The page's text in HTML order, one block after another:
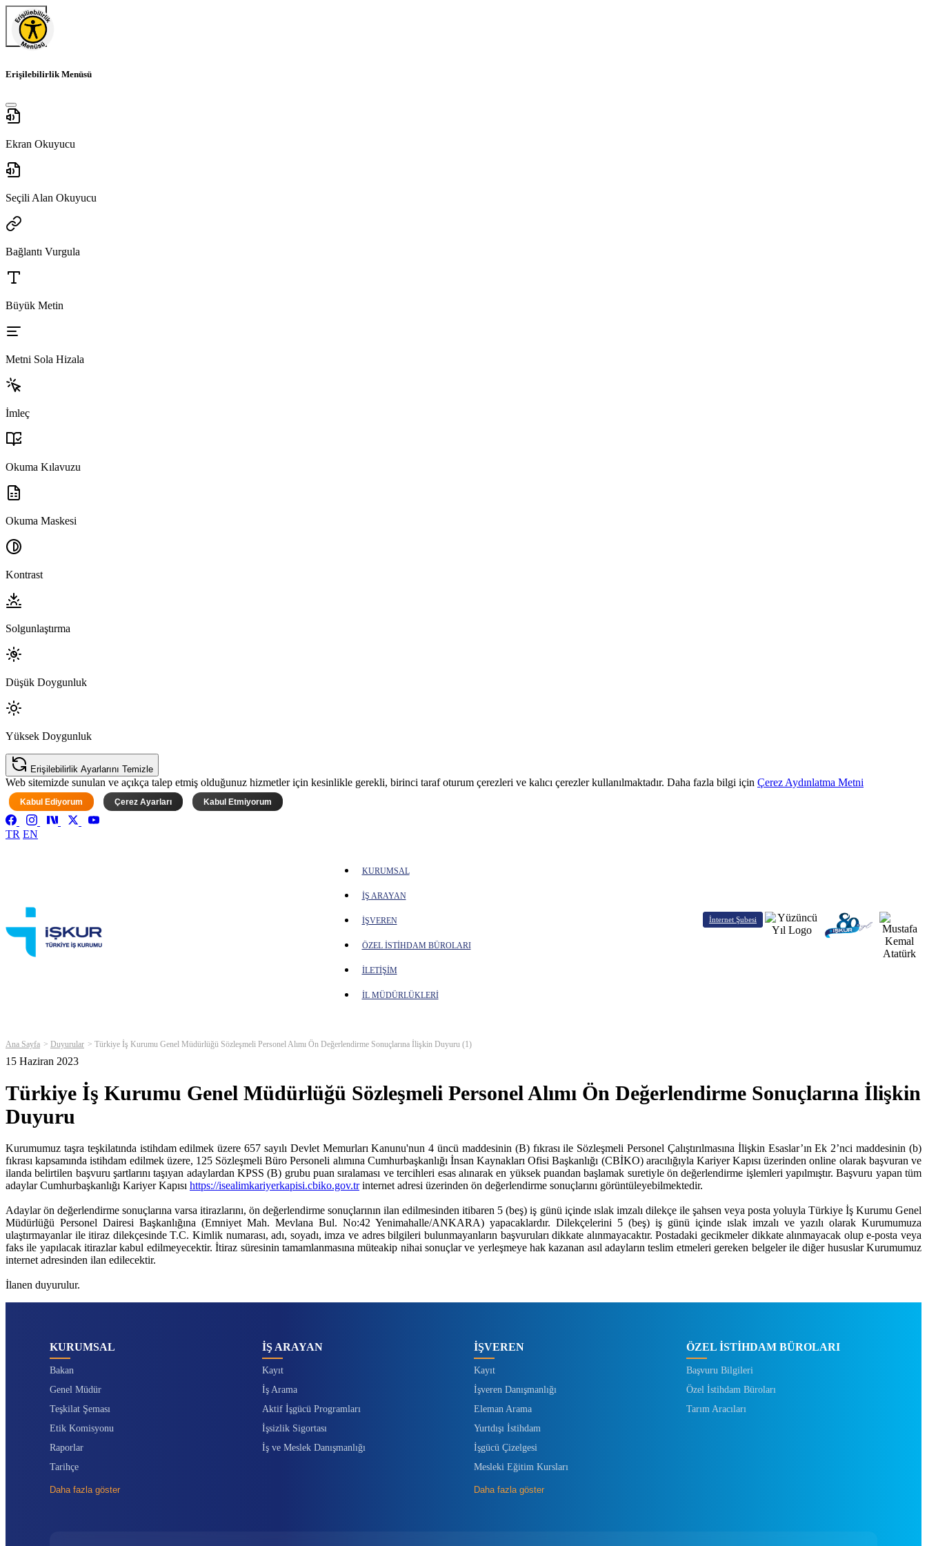
Erişilebilirlik Menüsü
Ekran Okuyucu
Seçili Alan Okuyucu
Bağlantı Vurgula
Büyük Metin
Metni Sola Hizala
İmleç
Okuma Kılavuzu
Okuma Maskesi
Kontrast
Solgunlaştırma
Düşük Doygunluk
Yüksek Doygunluk
Erişilebilirlik Ayarlarını Temizle
Web sitemizde sunulan ve açıkça talep etmiş olduğunuz hizmetler için kesinlikle gerekli, birinci taraf oturum çerezleri ve kalıcı çerezler kullanılmaktadır. Daha fazla bilgi için Çerez Aydınlatma Metni
Kabul Ediyorum Çerez Ayarları Kabul Etmiyorum
TR EN
KURUMSAL
İŞ ARAYAN
İŞVEREN
ÖZEL İSTİHDAM BÜROLARI
İLETİŞİM
İL MÜDÜRLÜKLERİ
İnternet Şubesi
Ana Sayfa Duyurular Türkiye İş Kurumu Genel Müdürlüğü Sözleşmeli Personel Alımı Ön Değerlendirme Sonuçlarına İlişkin Duyuru (1)
15 Haziran 2023
Türkiye İş Kurumu Genel Müdürlüğü Sözleşmeli Personel Alımı Ön Değerlendirme Sonuçlarına İlişkin
Duyuru
Kurumumuz taşra teşkilatında istihdam edilmek üzere 657 sayılı Devlet Memurları Kanunu'nun 4 üncü maddesinin (B) fıkrası ile Sözleşmeli Personel Çalıştırılmasına İlişkin Esaslar’ın Ek 2’nci maddesinin (b)
fıkrası kapsamında istihdam edilmek üzere, 125 Sözleşmeli Büro Personeli alımına Cumhurbaşkanlığı İnsan Kaynakları Ofisi Başkanlığı (CBİKO) aracılığıyla Kariyer Kapısı üzerinden online olarak başvuran ve
ilanda belirtilen başvuru şartlarını taşıyan adaylardan KPSS (B) grubu puan sıralaması ve tercihleri esas alınarak en yüksek puandan başlamak suretiyle ön değerlendirme işlemleri yapılmıştır. Başvuru yapan tüm
adaylar Cumhurbaşkanlığı Kariyer Kapısı https://isealimkariyerkapisi.cbiko.gov.trinternet adresi üzerinden ön değerlendirme sonuçlarını görüntüleyebilmektedir.
Adaylar ön değerlendirme sonuçlarına varsa itirazlarını, ön değerlendirme sonuçlarının ilan edilmesinden itibaren 5 (beş) iş günü içinde ıslak imzalı dilekçe ile şahsen veya posta yoluyla Türkiye İş Kurumu Genel
Müdürlüğü Personel Dairesi Başkanlığına (Emniyet Mah. Mevlana Bul. No:42 Yenimahalle/ANKARA) yapacaklardır. Dilekçelerini 5 (beş) iş günü içinde ıslak imzalı ve yazılı olarak Kurumumuza
ulaştırmayanlar ile itiraz dilekçesinde T.C. Kimlik numarası, adı, soyadı, imza ve adres bilgileri bulunmayanların başvuruları dikkate alınmayacaktır. Postadaki gecikmeler dikkate alınmayacak olup e-posta veya
faks ile yapılacak itirazlar kabul edilmeyecektir. İtiraz süresinin tamamlanmasına müteakip nihai sonuçlar ve yerleşmeye hak kazanan asıl adayların teslim etmeleri gereken belgeler ile diğer hususlar Kurumumuz
internet adresinden ilan edilecektir.
İlanen duyurulur.
KURUMSAL
Bakan
Genel Müdür
Teşkilat Şeması
Etik Komisyonu
Raporlar
Tarihçe
Daha fazla göster
İŞ ARAYAN
Kayıt
İş Arama
Aktif İşgücü Programları
İşsizlik Sigortası
İş ve Meslek Danışmanlığı
İŞVEREN
Kayıt
İşveren Danışmanlığı
Eleman Arama
Yurtdışı İstihdam
İşgücü Çizelgesi
Mesleki Eğitim Kursları
Daha fazla göster
ÖZEL İSTİHDAM BÜROLARI
Başvuru Bilgileri
Özel İstihdam Büroları
Tarım Aracıları